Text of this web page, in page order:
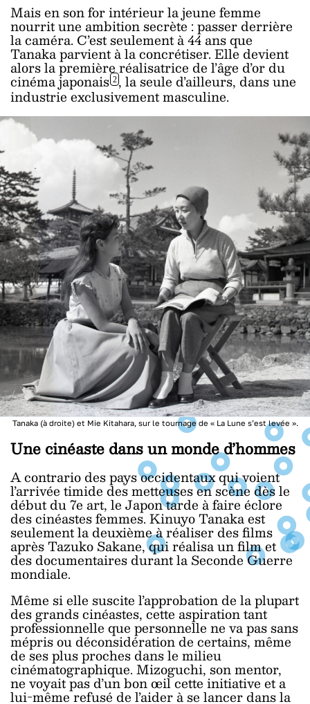
Mais en son for intérieur la jeune femme
nourrit une ambition secrète : passer derrière
la caméra. C’est seulement à 44 ans que
Tanaka parvient à la concrétiser. Elle devient
alors la première réalisatrice de l’âge d’or du
cinémajaponais 2, la seule d’ailleurs, dans une
industrie exclusivement masculine.
Tanaka (à droite) et Mie Kitahara, sur le tournage de « La Lune s’est levée ».
Une cinéaste dans un monde d’hommes
A contrario des pays occidentaux qui voient
l’arrivée timide des metteuses en scène dès le
début du 7e art, le Japon tarde à faire éclore
des cinéastes femmes. Kinuyo Tanaka est
seulement la deuxième à réaliser des films
après Tazuko Sakane, qui réalisa un film et
des documentaires durant la Seconde Guerre
mondiale.
Même si elle suscite l’approbation de la plupart
des grands cinéastes, cette aspiration tant
professionnelle que personnelle ne va pas sans
mépris ou déconsidération de certains, même
de ses plus proches dans le milieu
cinématographique. Mizoguchi, son mentor,
ne voyait pas d’un bon œil cette initiative et a
lui-même refusé de l’aider à se lancer dans la